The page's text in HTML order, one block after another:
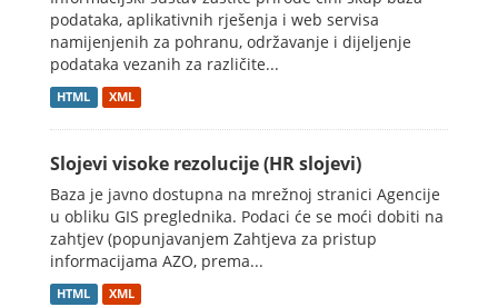
podataka, aplikativnih rješenja i web servisa
namijenjenih za pohranu, održavanje i dijeljenje
podataka vezanih za različite...
HTML XML
Slojevi visoke rezolucije (HR slojevi)
Baza je javno dostupna na mrežnoj stranici Agencije
u obliku GIS preglednika. Podaci će se moći dobiti na
zahtjev (popunjavanjem Zahtjeva za pristup
informacijama AZO, prema...
HTML XML